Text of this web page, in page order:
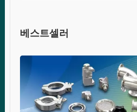
베스트셀러